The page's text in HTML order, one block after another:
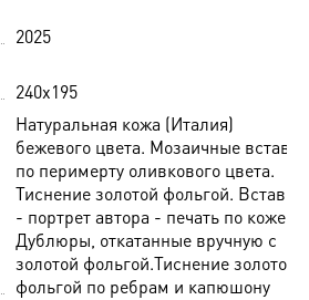
2025
240х195
Натуральная кожа (Италия)
бежевого цвета. Мозаичные вставки
по перимерту оливкового цвета.
Тиснение золотой фольгой. Вставка
- портрет автора - печать по коже.
Дублюры, откатанные вручную с
золотой фольгой.Тиснение золотой
фольгой по ребрам и капюшону